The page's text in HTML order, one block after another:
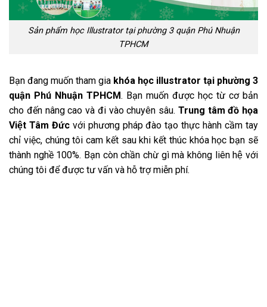
Sản phẩm học Illustrator tại phường 3 quận Phú Nhuận
TPHCM
Bạn đang muốn tham gia khóa học illustrator tại phường 3
quận Phú Nhuận TPHCM. Bạn muốn được học từ cơ bản
cho đến nâng cao và đi vào chuyên sâu. Trung tâm đồ họa
Việt Tâm Đứcvới phương pháp đào tạo thực hành cầm tay
chỉ việc, chúng tôi cam kết sau khi kết thúc khóa học bạn sẽ
thành nghề 100%. Bạn còn chần chừ gì mà không liên hệ với
chúng tôi để được tư vấn và hỗ trợ miễn phí.